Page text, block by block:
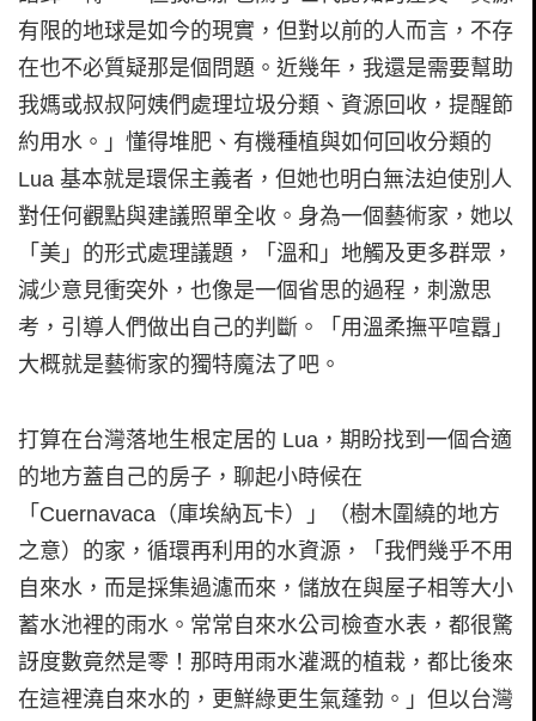
有限的地球是如今的現實，但對以前的人而言，不存
在也不必質疑那是個問題。近幾年，我還是需要幫助
我媽或叔叔阿姨們處理垃圾分類、資源回收，提醒節
約用水。」懂得堆肥、有機種植與如何回收分類的
Lua 基本就是環保主義者，但她也明白無法迫使別人
對任何觀點與建議照單全收。身為一個藝術家，她以
「美」的形式處理議題，「溫和」地觸及更多群眾，
減少意見衝突外，也像是一個省思的過程，刺激思
考，引導人們做出自己的判斷。「用溫柔撫平喧囂」
大概就是藝術家的獨特魔法了吧。
打算在台灣落地生根定居的 Lua，期盼找到一個合適
的地方蓋自己的房子，聊起小時候在
「Cuernavaca（庫埃納瓦卡）」（樹木圍繞的地方
之意）的家，循環再利用的水資源，「我們幾乎不用
自來水，而是採集過濾而來，儲放在與屋子相等大小
蓄水池裡的雨水。常常自來水公司檢查水表，都很驚
訝度數竟然是零！那時用雨水灌溉的植栽，都比後來
在這裡澆自來水的，更鮮綠更生氣蓬勃。」但以台灣